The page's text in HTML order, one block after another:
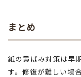
まとめ
紙の黄ばみ対策は早
す。修復が難しい場